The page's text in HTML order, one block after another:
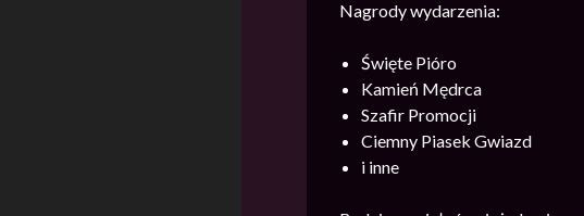
Nagrody wydarzenia:
Święte Pióro
Kamień Mędrca
Szafir Promocji
Ciemny Piasek Gwiazd
i inne